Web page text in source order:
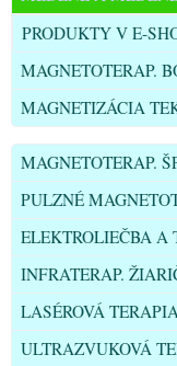
PRODUKTY V E-
MAGNETOTERAP.
MAGNETIZÁCIA
MAGNETOTERAP.
PULZNÉ
ELEKTROLIEČBA A
INFRATERAP.
LASÉROVÁ TERAPIA
ULTRAZVUKOVÁ